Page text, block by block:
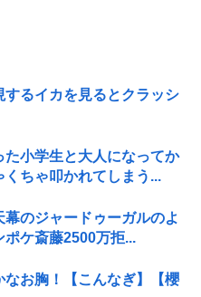
るイカを見るとクラッシ
た小学生と大人になってか
ちゃ叩かれてしまう...
のジャードゥーガルのよ
ポケ斎藤2500万拒...
なお胸！【こんなぎ】【櫻